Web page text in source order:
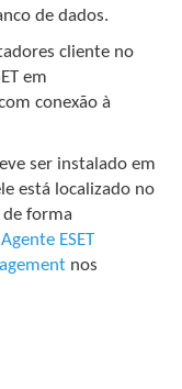
de dados.
cliente no
em
conexão à
ser instalado em
está localizado no
de forma
ESET
nos